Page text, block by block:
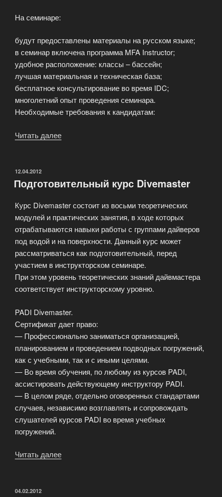
На семинаре:
будут предоставлены материалы на русском языке;
в семинар включена программа MFA Instructor;
удобное расположение: классы – бассейн;
лучшая материальная и техническая база;
бесплатное консультирование во время IDC;
многолетний опыт проведения семинара.
Необходимые требования к кандидатам:
Читать далее
месяцев»
ОПУБЛИКОВАНО
12.04.2012
Подготовительный курс Divemaster
Курс Divemaster состоит из восьми теоретических
модулей и практических занятия, в ходе которых
отрабатываются навыки работы с группами дайверов
под водой и на поверхности. Данный курс может
рассматриваться как подготовительный, перед
участием в инструкторском семинаре.
При этом уровень теоретических знаний дайвмастера
соответствует инструкторскому уровню.
PADI Divemaster.
Сертификат дает право:
— Профессионально заниматься организацией,
планированием и проведением подводных погружений,
как с учебными, так и с иными целями.
— Во время обучения, по любому из курсов PADI,
ассистировать действующему инструктору PADI.
— В целом ряде, отдельно оговоренных стандартами
случаев, независимо возглавлять и сопровождать
слушателей курсов PADI во время учебных
погружений.
Читать далее
ОПУБЛИКОВАНО
04.02.2012